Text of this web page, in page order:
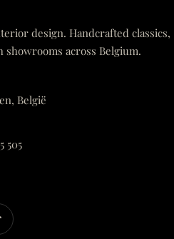
design. Handcrafted classics,
across Belgium.
België
505